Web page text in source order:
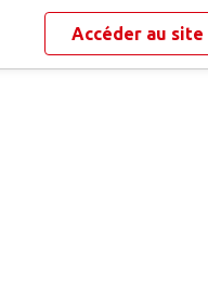
Accéder au site